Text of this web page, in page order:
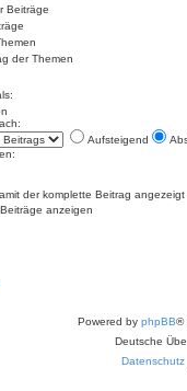
Beiträge
der Themen
Aufsteigend
der komplette Beitrag angezeigt
anzeigen
Powered by phpBB®
Deutsche
Datenschutz